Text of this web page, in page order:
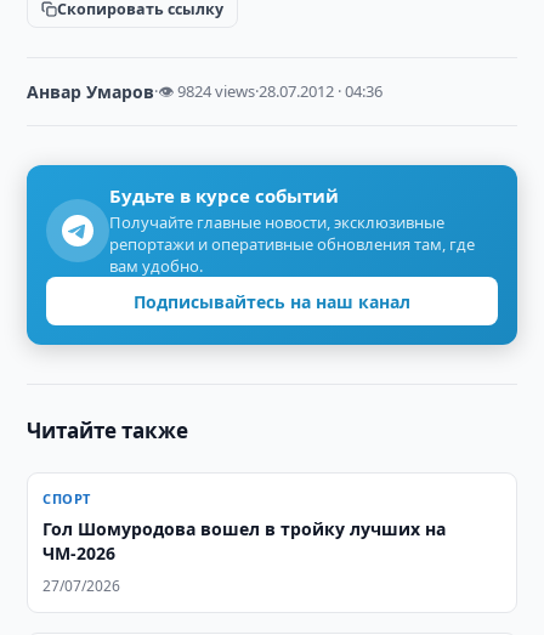
Скопировать ссылку
Анвар Умаров·👁 9824 views·28.07.2012 · 04:36
Будьте в курсе событий
Получайте главные новости, эксклюзивные
репортажи и оперативные обновления там, где
вам удобно.
Подписывайтесь на наш канал
Читайте также
СПОРТ
Гол Шомуродова вошел в тройку лучших на
ЧМ-2026
27/07/2026